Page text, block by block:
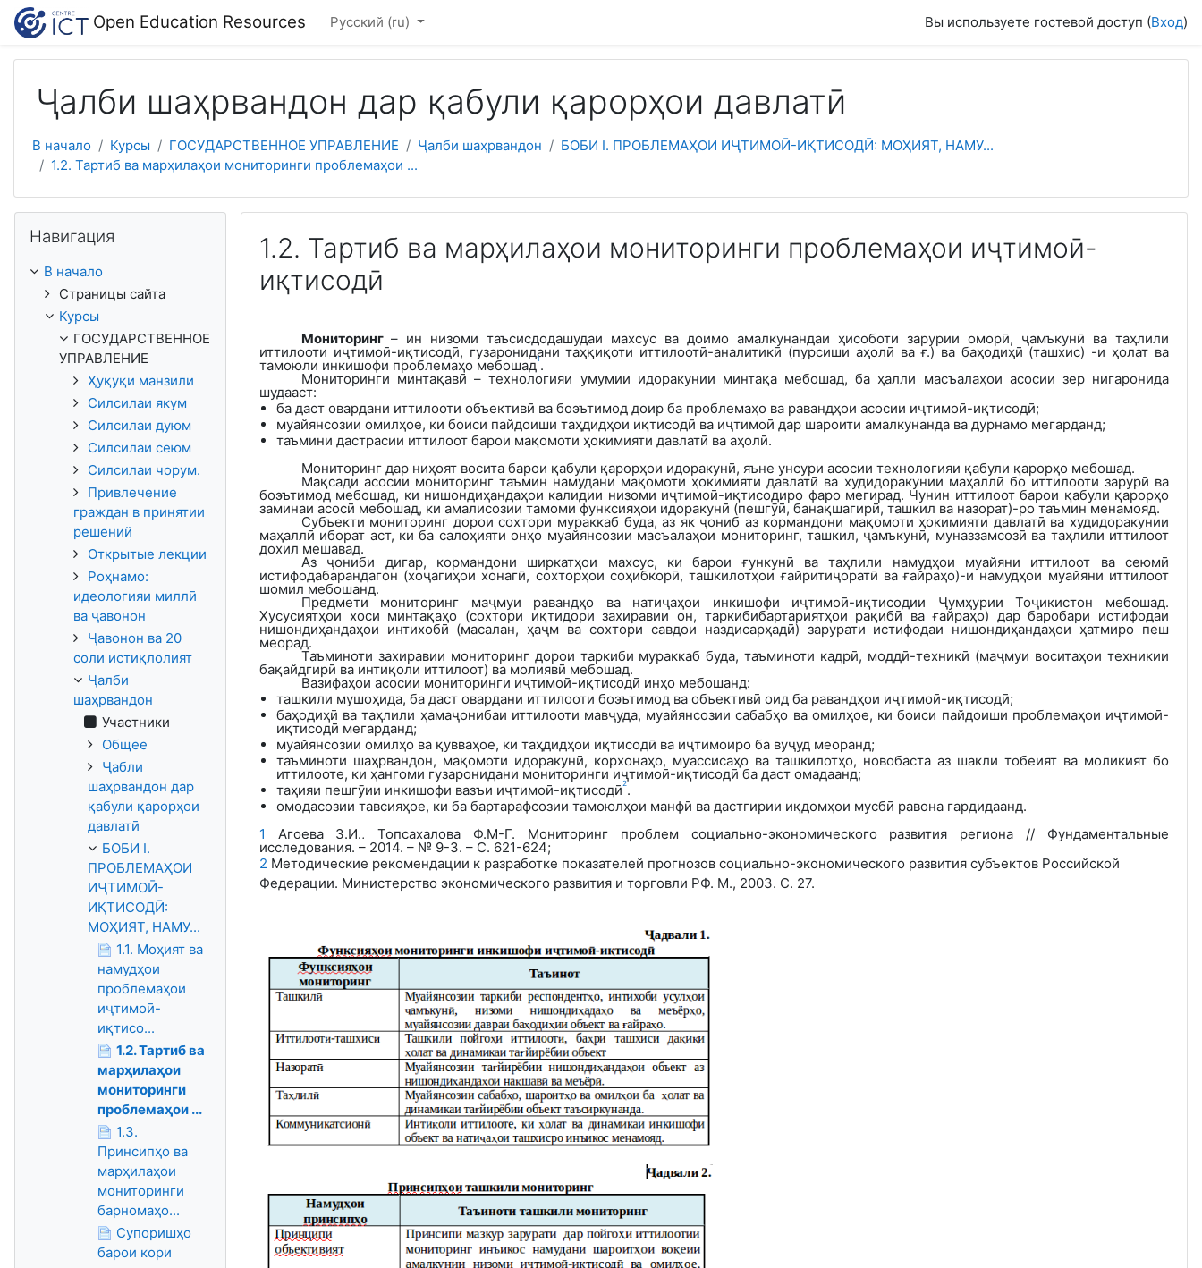
Перейти к основному содержанию
Open Education Resources Русский ‎(ru)‎ Вы используете гостевой доступ (Вход)
Ҷалби шаҳрвандон дар қабули қарорҳои давлатӣ
В начало Курсы ГОСУДАРСТВЕННОЕ УПРАВЛЕНИЕ Ҷалби шаҳрвандон
БОБИ I. ПРОБЛЕМАҲОИ ИҶТИМОӢ-ИҚТИСОДӢ: МОҲИЯТ, НАМУ...
1.2. Тартиб ва марҳилаҳои мониторинги проблемаҳои ...
1.2. Тартиб ва марҳилаҳои мониторинги проблемаҳои иҷтимоӣ-
иқтисодӣ
Мониторинг –ин низоми таъсисдодашудаи махсус ва доимо амалкунандаи ҳисоботи зарурии оморӣ, ҷамъкунӣ ва таҳлили
иттилооти иҷтимоӣ-иқтисодӣ, гузаронидани таҳқиқоти иттилоотӣ-аналитикӣ (пурсиши аҳолӣ ва ғ.) ва баҳодиҳӣ (ташхис) -и ҳолат ва
тамоюли инкишофи проблемаҳо мебошад1.
Мониторинги минтақавӣ –технологияи умумии идоракунии минтақа мебошад, ба ҳалли масъалаҳои асосии зер нигаронида
шудааст:
ба даст овардани иттилооти объективӣ ва боэътимод доир ба проблемаҳо ва равандҳои асосии иҷтимоӣ-иқтисодӣ;
муайянсозии омилҳое, ки боиси пайдоиши таҳдидҳои иқтисодӣ ва иҷтимоӣ дар шароити амалкунанда ва дурнамо мегарданд;
таъмини дастрасии иттилоот барои мақомоти ҳокимияти давлатӣ ва аҳолӣ.
Мониторинг дар ниҳоят восита барои қабули қарорҳои идоракунӣ, яъне унсури асосии технологияи қабули қарорҳо мебошад.
Мақсади асосии мониторинг таъмин намудани мақомоти ҳокимияти давлатӣ ва худидоракунии маҳаллӣ бо иттилооти зарурӣ ва
боэътимод мебошад, ки нишондиҳандаҳои калидии низоми иҷтимоӣ-иқтисодиро фаро мегирад. Чунин иттилоот барои қабули қарорҳо
заминаи асосӣ мебошад, ки амалисозии тамоми функсияҳои идоракунӣ (пешгӯӣ, банақшагирӣ, ташкил ва назорат)-ро таъмин менамояд.
Субъекти мониторинг дорои сохтори мураккаб буда, аз як ҷониб аз кормандони мақомоти ҳокимияти давлатӣ ва худидоракунии
маҳаллӣ иборат аст, ки ба салоҳияти онҳо муайянсозии масъалаҳои мониторинг, ташкил, ҷамъкунӣ, муназзамсозӣ ва таҳлили иттилоот
дохил мешавад.
Аз ҷониби дигар, кормандони ширкатҳои махсус, ки барои ғункунӣ ва таҳлили намудҳои муайяни иттилоот ва сеюмӣ
истифодабарандагон (хоҷагиҳои хонагӣ, сохторҳои соҳибкорӣ, ташкилотҳои ғайритиҷоратӣ ва ғайраҳо)-и намудҳои муайяни иттилоот
шомил мебошанд.
Предметимониторинг маҷмуи равандҳо ва натиҷаҳои инкишофи иҷтимоӣ-иқтисодии Ҷумҳурии Тоҷикистон мебошад.
Хусусиятҳои хоси минтақаҳо (сохтори иқтидори захиравии он, таркибибартариятҳои рақибӣ ва ғайраҳо) дар баробари истифодаи
нишондиҳандаҳои интихобӣ (масалан, ҳаҷм ва сохтори савдои наздисарҳадӣ) зарурати истифодаи нишондиҳандаҳои ҳатмиро пеш
меорад.
Таъминоти захиравии мониторинг дорои таркиби мураккаб буда, таъминоти кадрӣ, моддӣ-техникӣ (маҷмуи воситаҳои техникии
бақайдгирӣ ва интиқоли иттилоот) ва молиявӣ мебошад.
Вазифаҳои асосии мониторинги иҷтимоӣ-иқтисодӣ инҳо мебошанд:
ташкили мушоҳида, ба даст овардани иттилооти боэътимод ва объективӣ оид ба равандҳои иҷтимоӣ-иқтисодӣ;
баҳодиҳӣ ва таҳлили ҳамаҷонибаи иттилооти мавҷуда, муайянсозии сабабҳо ва омилҳое, ки боиси пайдоиши проблемаҳои иҷтимоӣ-
иқтисодӣ мегарданд;
муайянсозии омилҳо ва қувваҳое, ки таҳдидҳои иқтисодӣ ва иҷтимоиро ба вуҷуд меоранд;
таъминоти шаҳрвандон, мақомоти идоракунӣ, корхонаҳо, муассисаҳо ва ташкилотҳо, новобаста аз шакли тобеият ва моликият бо
иттилооте, ки ҳангоми гузаронидани мониторинги иҷтимоӣ-иқтисодӣ ба даст омадаанд;
таҳияи пешгӯии инкишофи вазъи иҷтимоӣ-иқтисодӣ2.
омодасозии тавсияҳое, ки ба бартарафсозии тамоюлҳои манфӣ ва дастгирии иқдомҳои мусбӣ равона гардидаанд.
1
Агоева З.И., Топсахалова Ф.М-Г. Мониторинг проблем социально-экономического развития региона // Фундаментальные
исследования. – 2014. – № 9-3. – С. 621-624;
2 Методические рекомендации к разработке показателей прогнозов социально-экономического развития субъектов Российской
Федерации. Министерство экономического развития и торговли РФ. М., 2003. С. 27.
Навигация
В начало
Страницы сайта
Курсы
ГОСУДАРСТВЕННОЕ
УПРАВЛЕНИЕ
Ҳуқуқи манзили
Силсилаи якум
Силсилаи дуюм
Силсилаи сеюм
Силсилаи чорум.
Привлечение
граждан в принятии
решений
Открытые лекции
Роҳнамо:
идеологияи миллӣ
ва ҷавонон
Ҷавонон ва 20
соли истиқлолият
Ҷалби
шаҳрвандон
Участники
Общее
Ҷабли
шаҳрвандон дар
қабули қарорҳои
давлатӣ
БОБИ I.
ПРОБЛЕМАҲОИ
ИҶТИМОӢ-
ИҚТИСОДӢ:
МОҲИЯТ, НАМУ...
1.1. Моҳият ва
намудҳои
проблемаҳои
иҷтимоӣ-
иқтисо...
1.2. Тартиб ва
марҳилаҳои
мониторинги
проблемаҳои ...
1.3.
Принсипҳо ва
марҳилаҳои
мониторинги
барномаҳо...
Супоришҳо
барои кори